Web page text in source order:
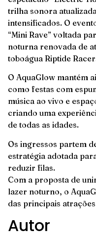
trilha sonora
intensificados. O
“Mini Rave” voltada
noturna renovada de
toboágua Riptide
O AquaGlow mantém
como festas com
música ao vivo e
criando uma
de todas as idades.
Os ingressos partem
estratégia adotada
reduzir filas.
Com a proposta de
lazer noturno, o
das principais
Autor